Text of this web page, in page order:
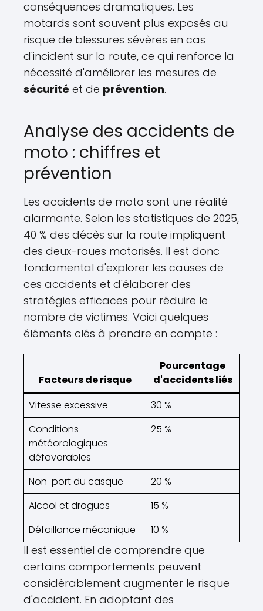
conséquences dramatiques. Les
motards sont souvent plus exposés au
risque de blessures sévères en cas
d'incident sur la route, ce qui renforce la
nécessité d'améliorer les mesures de
sécurité et de prévention.
Analyse des accidents de
moto : chiffres et
prévention
Les accidents de moto sont une réalité
alarmante. Selon les statistiques de 2025,
40 % des décès sur la route impliquent
des deux-roues motorisés. Il est donc
fondamental d'explorer les causes de
ces accidents et d'élaborer des
stratégies efficaces pour réduire le
nombre de victimes. Voici quelques
éléments clés à prendre en compte :
Facteurs de risque
Pourcentage
d'accidents liés
Vitesse excessive
30 %
Conditions
météorologiques
défavorables
25 %
Non-port du casque
20 %
Alcool et drogues
15 %
Défaillance mécanique
10 %
Il est essentiel de comprendre que
certains comportements peuvent
considérablement augmenter le risque
d'accident. En adoptant des